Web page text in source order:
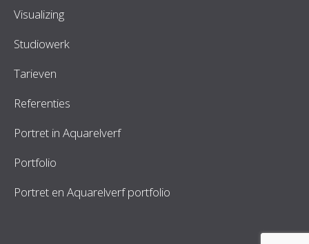
Visualizing
Studiowerk
Tarieven
Referenties
Portret in Aquarelverf
Portfolio
Portret en Aquarelverf portfolio